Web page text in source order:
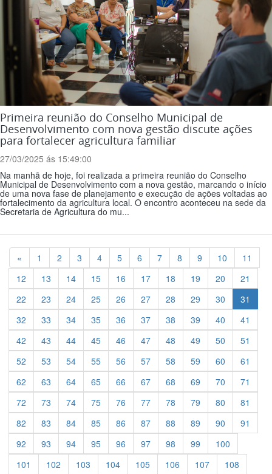
Primeira reunião do Conselho Municipal de
Desenvolvimento com nova gestão discute ações
para fortalecer agricultura familiar
27/03/2025 ás 15:49:00
Na manhã de hoje, foi realizada a primeira reunião do Conselho
Municipal de Desenvolvimento com a nova gestão, marcando o início
de uma nova fase de planejamento e execução de ações voltadas ao
fortalecimento da agricultura local. O encontro aconteceu na sede da
Secretaria de Agricultura do mu...
« Previous
1 2 3 4 5 6 7 8 9 10
11
12
13 14 15 16 17 18 19 20
21
22
23 24 25 26 27 28 29 30
31
32
33 34 35 36 37 38 39 40
41
42
43 44 45 46 47 48 49 50
51
52
53 54 55 56 57 58 59 60
61
62
63 64 65 66 67 68 69 70
71
72
73 74 75 76 77 78 79 80
81
82
83 84 85 86 87 88 89 90
91
92
93 94 95 96 97 98 99
100
101
102 103 104 105 106 107
108